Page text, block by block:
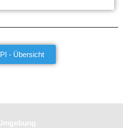
- Übersicht